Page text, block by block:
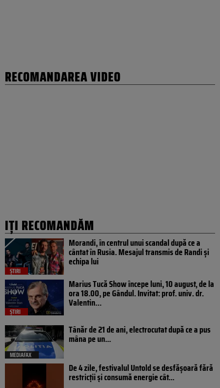
RECOMANDAREA VIDEO
IȚI RECOMANDĂM
ȘTIRI
Morandi, în centrul unui scandal după ce a
cântat în Rusia. Mesajul transmis de Randi și
echipa lui
ȘTIRI
Marius Tucă Show începe luni, 10 august, de la
ora 18.00, pe Gândul. Invitat: prof. univ. dr.
Valentin…
MEDIAFAX
Tânăr de 21 de ani, electrocutat după ce a pus
mâna pe un...
De 4 zile, festivalul Untold se desfășoară fără
restricții și consumă energie cât...